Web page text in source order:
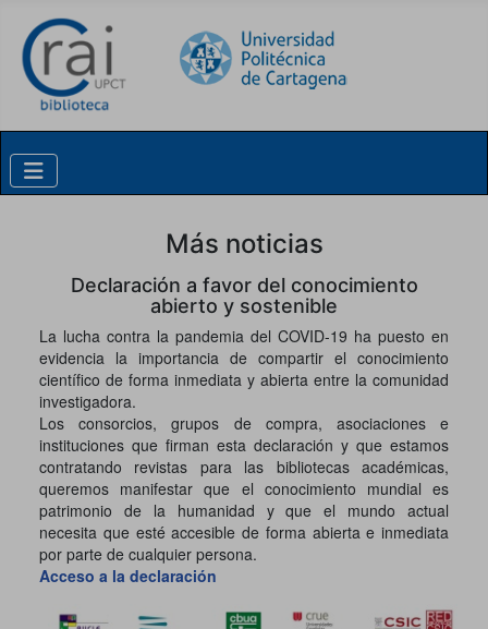
Más noticias
Declaración a favor del conocimiento
abierto y sostenible
La lucha contra la pandemia del COVID-19 ha puesto en
evidencia la importancia de compartir el conocimiento
científico de forma inmediata y abierta entre la comunidad
investigadora.
Los consorcios, grupos de compra, asociaciones e
instituciones que firman esta declaración y que estamos
contratando revistas para las bibliotecas académicas,
queremos manifestar que el conocimiento mundial es
patrimonio de la humanidad y que el mundo actual
necesita que esté accesible de forma abierta e inmediata
por parte de cualquier persona.
Acceso a la declaración